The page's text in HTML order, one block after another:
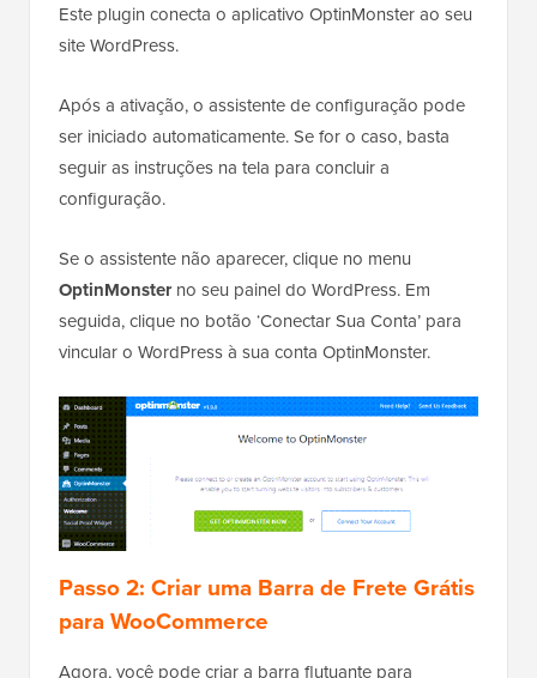
Este plugin conecta o aplicativo OptinMonster ao seu
site WordPress.
Após a ativação, o assistente de configuração pode
ser iniciado automaticamente. Se for o caso, basta
seguir as instruções na tela para concluir a
configuração.
Se o assistente não aparecer, clique no menu
OptinMonsterno seu painel do WordPress. Em
seguida, clique no botão ‘Conectar Sua Conta’ para
vincular o WordPress à sua conta OptinMonster.
Passo 2: Criar uma Barra de Frete Grátis
para WooCommerce
Agora, você pode criar a barra flutuante para